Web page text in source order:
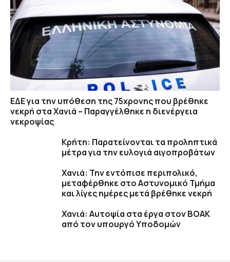
ΕΔΕ για την υπόθεση της 75χρονης που βρέθηκε
νεκρή στα Χανιά – Παραγγέλθηκε η διενέργεια
νεκροψίας
Κρήτη: Παρατείνονται τα προληπτικά
μέτρα για την ευλογιά αιγοπροβάτων
Χανιά: Την εντόπισε περιπολικό,
μεταφέρθηκε στο Αστυνομικό Τμήμα
και λίγες ημέρες μετά βρέθηκε νεκρή
Χανιά: Αυτοψία στα έργα στον ΒΟΑΚ
από τον υπουργό Υποδομών